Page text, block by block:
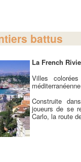
battus
La French
Villes
méditerranéenne
Construite
joueurs de se
Carlo, la route